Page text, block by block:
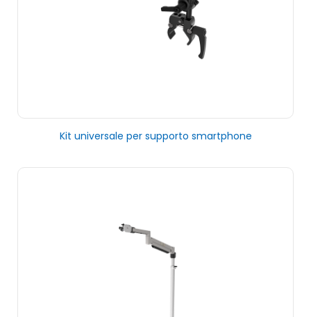
Kit universale per supporto smartphone